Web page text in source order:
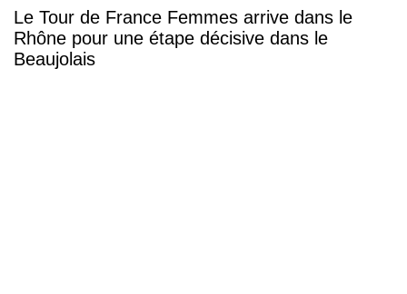
Le Tour de France Femmes arrive dans le
Rhône pour une étape décisive dans le
Beaujolais